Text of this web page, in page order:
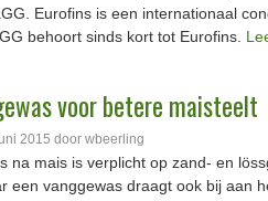
Eurofins is een internationaal
behoort sinds kort tot Eurofins.
voor betere maisteelt
2015 door wbeerling
na mais is verplicht op zand- en
een vanggewas draagt ook bij aan